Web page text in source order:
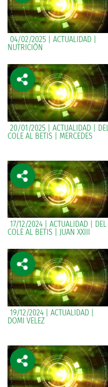
04/02/2025 | ACTUALIDAD |
NUTRICIÓN
20/01/2025 | ACTUALIDAD | DEL
COLE AL BETIS | MERCEDES
17/12/2024 | ACTUALIDAD | DEL
COLE AL BETIS | JUAN XXIII
19/12/2024 | ACTUALIDAD |
DOMI VELEZ